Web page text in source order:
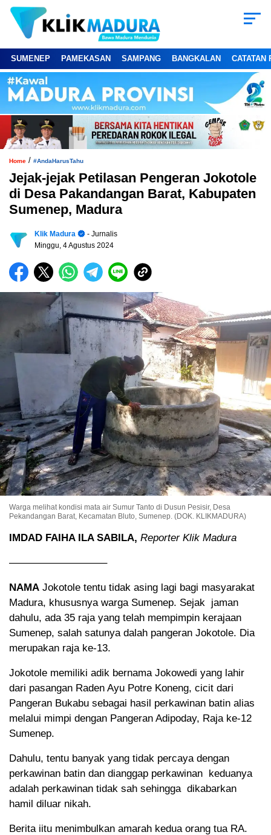
SUMENEP PAMEKASAN SAMPANG BANGKALAN CATATAN
Home / #AndaHarusTahu
Jejak-jejak Petilasan Pengeran Jokotole
di Desa Pakandangan Barat, Kabupaten
Sumenep, Madura
Klik Madura
- Jurnalis
Minggu, 4 Agustus 2024
Warga melihat kondisi mata air Sumur Tanto di Dusun Pesisir, Desa
Pekandangan Barat, Kecamatan Bluto, Sumenep. (DOK. KLIKMADURA)
IMDAD FAIHA ILA SABILA, Reporter Klik Madura
—————————–
NAMA Jokotole tentu tidak asing lagi bagi masyarakat
Madura, khususnya warga Sumenep. Sejak jaman
dahulu, ada 35 raja yang telah mempimpin kerajaan
Sumenep, salah satunya dalah pangeran Jokotole. Dia
merupakan raja ke-13.
Jokotole memiliki adik bernama Jokowedi yang lahir
dari pasangan Raden Ayu Potre Koneng, cicit dari
Pangeran Bukabu sebagai hasil perkawinan batin alias
melalui mimpi dengan Pangeran Adipoday, Raja ke-12
Sumenep.
Dahulu, tentu banyak yang tidak percaya dengan
perkawinan batin dan dianggap perkawinan keduanya
adalah perkawinan tidak sah sehingga dikabarkan
hamil diluar nikah.
Berita iitu menimbulkan amarah kedua orang tua RA.